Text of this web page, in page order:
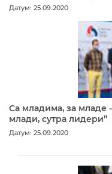
Датум: 25.09.2020
Са младима, за младе
млади, сутра лидери”
Датум: 25.09.2020